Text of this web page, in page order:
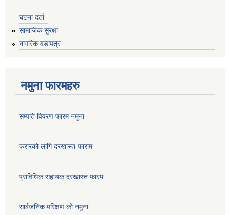
घटना दर्ता
सामाजिक सुरक्षा
नागरिक वडापत्र
नमुना फारमहरु
सम्पति विवरण फारम नमुना
करारको लागि दरखास्त फाराम
प्राविधिक सहायक दरखास्त फारम
सार्बजनिक परिक्षण को नमुना